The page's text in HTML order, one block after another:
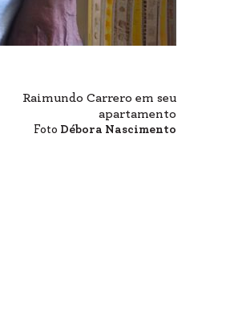
Raimundo Carrero em seu
apartamento
Foto Débora Nascimento